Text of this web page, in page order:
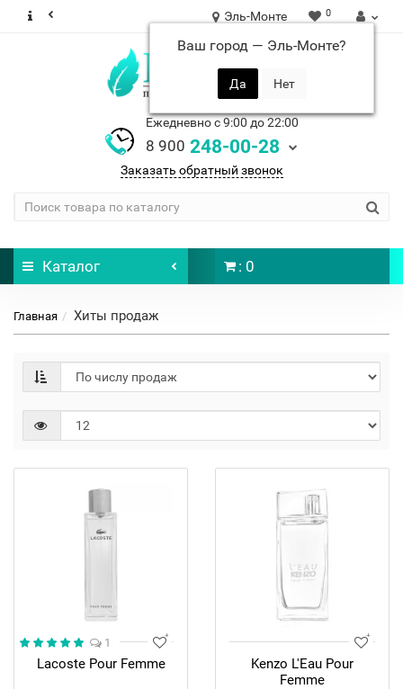
Эль-Монте
Ваш город — Эль-Монте?
0
Ежедневно с 9:00 до 22:00
8 900 248-00-28
Заказать обратный звонок
Каталог : 0
Главная Хиты продаж
Lacoste Pour Femme
1
Kenzo L'Eau Pour
Femme